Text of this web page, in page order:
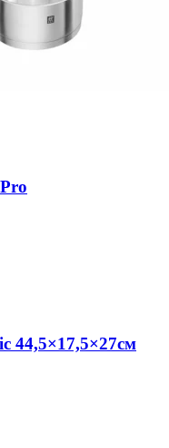
44,5×17,5×27см